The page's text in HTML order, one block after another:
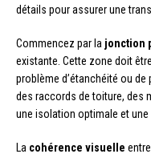
détails pour assurer une
Commencez par la jonction
existante. Cette zone doit
problème d’étanchéité ou
des raccords de toiture, des
une isolation optimale et une
La cohérence visuelle